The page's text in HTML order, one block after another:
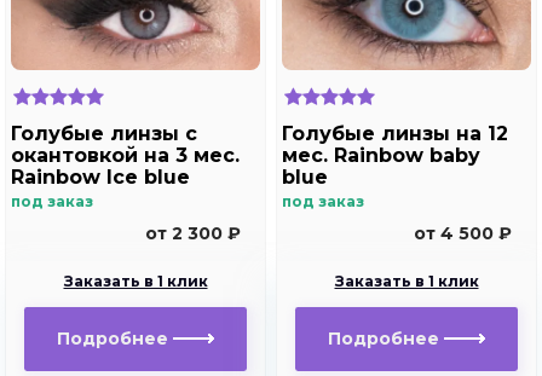
Голубые линзы с
окантовкой на 3 мес.
Rainbow Ice blue
под заказ
от 2 300 ₽
Заказать в 1 клик
Подробнее
Голубые линзы на 12
мес. Rainbow baby
blue
под заказ
от 4 500 ₽
Заказать в 1 клик
Подробнее